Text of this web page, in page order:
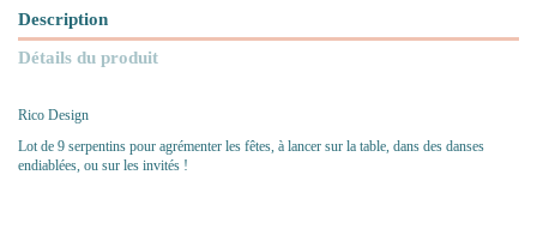
Description
Détails du produit
Rico Design
Lot de 9 serpentins pour agrémenter les fêtes, à lancer sur la table, dans des danses
endiablées, ou sur les invités !